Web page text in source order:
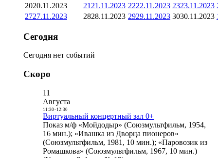
2020.11.2023 21 21.11.2023 2222.11.2023 2323.11.2023
2727.11.2023 2828.11.2023 2929.11.2023 3030.11.2023
Сегодня
Сегодня нет событий
Скоро
11
Августа
11:30- 12:30
Виртуальный концертный зал 0+
Показ м/ф «Мойдодыр» (Союзмультфильм, 1954,
16 мин.); «Ивашка из Дворца пионеров»
(Союзмультфильм, 1981, 10 мин.); «Паровозик из
Ромашкова» (Союзмультфильм, 1967, 10 мин.)